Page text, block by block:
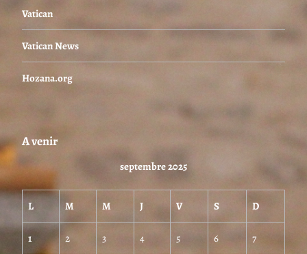
Vatican
Vatican News
Hozana.org
A venir
septembre 2025
L M M J V S D
1 2 3 4 5 6 7